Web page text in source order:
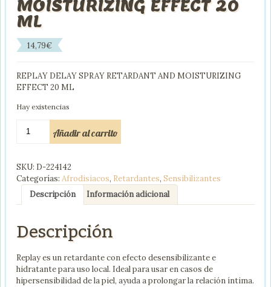
MOISTURIZING EFFECT 20
ML
14,79€
REPLAY DELAY SPRAY RETARDANT AND MOISTURIZING
EFFECT 20 ML
Hay existencias
DELAY
AND
MOISTURIZING
EFFECT
20
cantidad
Añadir al carrito
SKU: D-224142
Categorías: Afrodisiacos, Retardantes, Sensibilizantes
Descripción
Información adicional
Descripción
Replay es un retardante con efecto desensibilizante e
hidratante para uso local. Ideal para usar en casos de
hipersensibilidad de la piel, ayuda a prolongar la relación íntima.